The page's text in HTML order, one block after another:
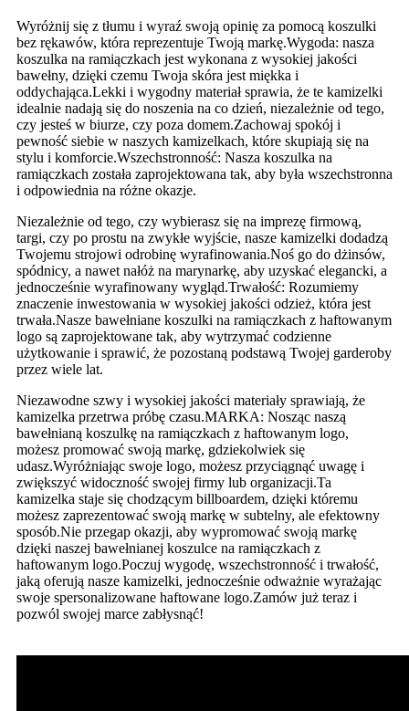
Wyróżnij się z tłumu i wyraź swoją opinię za pomocą koszulki
bez rękawów, która reprezentuje Twoją markę.Wygoda: nasza
koszulka na ramiączkach jest wykonana z wysokiej jakości
bawełny, dzięki czemu Twoja skóra jest miękka i
oddychająca.Lekki i wygodny materiał sprawia, że ​​te kamizelki
idealnie nadają się do noszenia na co dzień, niezależnie od tego,
czy jesteś w biurze, czy poza domem.Zachowaj spokój i
pewność siebie w naszych kamizelkach, które skupiają się na
stylu i komforcie.Wszechstronność: Nasza koszulka na
ramiączkach została zaprojektowana tak, aby była wszechstronna
i odpowiednia na różne okazje.
Niezależnie od tego, czy wybierasz się na imprezę firmową,
targi, czy po prostu na zwykłe wyjście, nasze kamizelki dodadzą
Twojemu strojowi odrobinę wyrafinowania.Noś go do dżinsów,
spódnicy, a nawet nałóż na marynarkę, aby uzyskać elegancki, a
jednocześnie wyrafinowany wygląd.Trwałość: Rozumiemy
znaczenie inwestowania w wysokiej jakości odzież, która jest
trwała.Nasze bawełniane koszulki na ramiączkach z haftowanym
logo są zaprojektowane tak, aby wytrzymać codzienne
użytkowanie i sprawić, że pozostaną podstawą Twojej garderoby
przez wiele lat.
Niezawodne szwy i wysokiej jakości materiały sprawiają, że
kamizelka przetrwa próbę czasu.MARKA: Nosząc naszą
bawełnianą koszulkę na ramiączkach z haftowanym logo,
możesz promować swoją markę, gdziekolwiek się
udasz.Wyróżniając swoje logo, możesz przyciągnąć uwagę i
zwiększyć widoczność swojej firmy lub organizacji.Ta
kamizelka staje się chodzącym billboardem, dzięki któremu
możesz zaprezentować swoją markę w subtelny, ale efektowny
sposób.Nie przegap okazji, aby wypromować swoją markę
dzięki naszej bawełnianej koszulce na ramiączkach z
haftowanym logo.Poczuj wygodę, wszechstronność i trwałość,
jaką oferują nasze kamizelki, jednocześnie odważnie wyrażając
swoje spersonalizowane haftowane logo.Zamów już teraz i
pozwól swojej marce zabłysnąć!